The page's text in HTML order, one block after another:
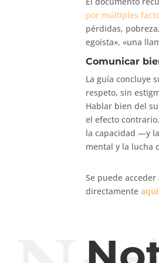
por múltiples
pérdidas,
egoísta», «una
Comunicar
La guía concluye
respeto, sin
Hablar bien del
el efecto
la capacidad —y
mental y la lucha
Se puede
directamente